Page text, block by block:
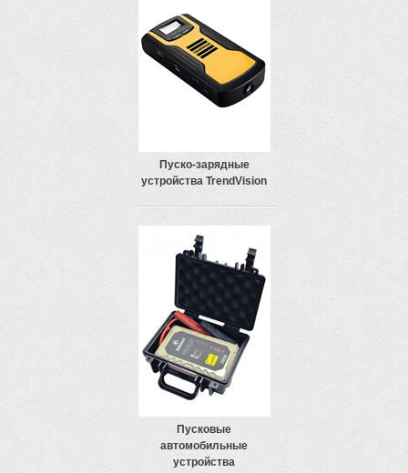
Пуско-зарядные
устройства TrendVision
Пусковые
автомобильные
устройства